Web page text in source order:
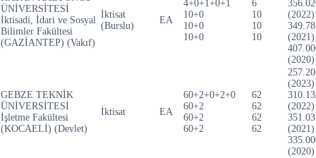
ÜNİVERSİTESİ
İktisadi, İdari ve Sosyal
Bilimler Fakültesi
(GAZİANTEP) (Vakıf)
İktisat
(Burslu)
EA
4+0+1+0+1
10+0
10+0
10+0
6
10
10
10
(2022)
(2021)
(2020)
GEBZE TEKNİK
ÜNİVERSİTESİ
İşletme Fakültesi
(KOCAELİ) (Devlet)
İktisat EA
60+2+0+2+0
60+2
60+2
60+2
62
62
62
62
(2023)
(2022)
(2021)
(2020)